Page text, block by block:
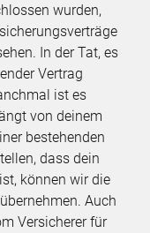
wurden,
In der Tat, es
Vertrag
ist es
von deinem
bestehenden
dass dein
können wir die
Auch
Versicherer für